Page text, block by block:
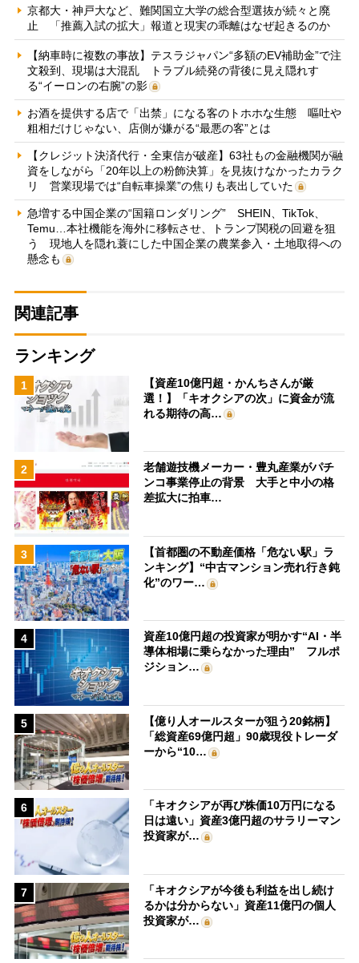
京都大・神戸大など、難関国立大学の総合型選抜が続々と廃
止 「推薦入試の拡大」報道と現実の乖離はなぜ起きるのか
【納車時に複数の事故】テスラジャパン“多額のEV補助金”で注
文殺到、現場は大混乱 トラブル続発の背後に見え隠れす
る“イーロンの右腕”の影
お酒を提供する店で「出禁」になる客のトホホな生態 嘔吐や
粗相だけじゃない、店側が嫌がる“最悪の客”とは
【クレジット決済代行・全東信が破産】63社もの金融機関が融
資をしながら「20年以上の粉飾決算」を見抜けなかったカラク
リ 営業現場では“自転車操業”の焦りも表出していた
急増する中国企業の“国籍ロンダリング” SHEIN、TikTok、
Temu…本社機能を海外に移転させ、トランプ関税の回避を狙
う 現地人を隠れ蓑にした中国企業の農業参入・土地取得への
懸念も
関連記事
ランキング
1
【資産10億円超・かんちさんが厳
選！】「キオクシアの次」に資金が流
れる期待の高…
2
老舗遊技機メーカー・豊丸産業がパチ
ンコ事業停止の背景 大手と中小の格
差拡大に拍車…
3
【首都圏の不動産価格「危ない駅」ラ
ンキング】“中古マンション売れ行き鈍
化”のワー…
4
資産10億円超の投資家が明かす“AI・半
導体相場に乗らなかった理由” フルポ
ジション…
5
【億り人オールスターが狙う20銘柄】
「総資産69億円超」90歳現役トレーダ
ーから“10…
6
「キオクシアが再び株価10万円になる
日は遠い」資産3億円超のサラリーマン
投資家が…
7
「キオクシアが今後も利益を出し続け
るかは分からない」資産11億円の個人
投資家が…